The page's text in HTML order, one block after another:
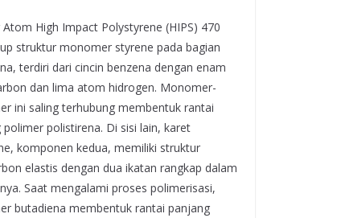
High Impact Polystyrene (HIPS) 470
struktur monomer styrene pada bagian
terdiri dari cincin benzena dengan enam
dan lima atom hidrogen. Monomer-
ini saling terhubung membentuk rantai
polimer polistirena. Di sisi lain, karet
komponen kedua, memiliki struktur
elastis dengan dua ikatan rangkap dalam
Saat mengalami proses polimerisasi,
butadiena membentuk rantai panjang